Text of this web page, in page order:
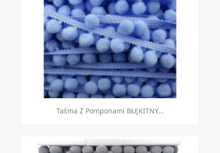
Taśma Z Pomponami BŁĘKITNY...